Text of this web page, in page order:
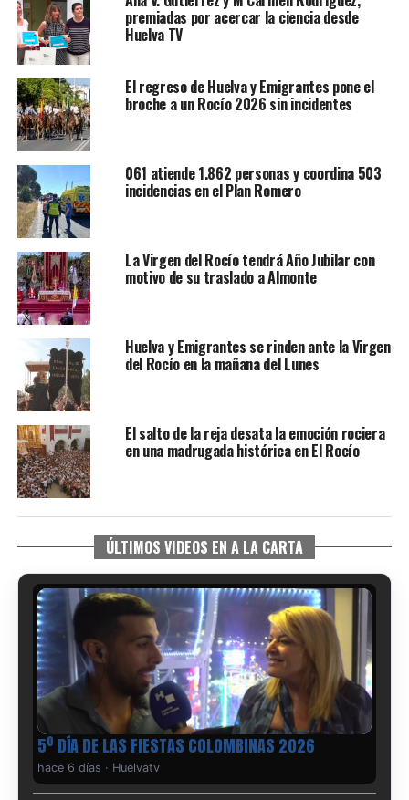
premiadas por acercar la ciencia desde
Huelva TV
El regreso de Huelva y Emigrantes pone el
broche a un Rocío 2026 sin incidentes
061 atiende 1.862 personas y coordina 503
incidencias en el Plan Romero
La Virgen del Rocío tendrá Año Jubilar con
motivo de su traslado a Almonte
Huelva y Emigrantes se rinden ante la Virgen
del Rocío en la mañana del Lunes
El salto de la reja desata la emoción rociera
en una madrugada histórica en El Rocío
ÚLTIMOS VIDEOS EN A LA CARTA
5º DÍA DE LAS FIESTAS COLOMBINAS 2026
hace 6 días · Huelvatv